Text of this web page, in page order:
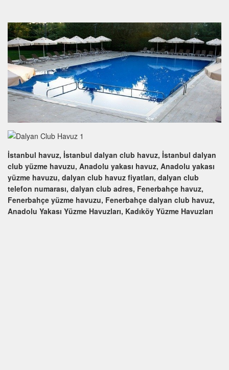
İstanbul havuz, İstanbul dalyan club havuz, İstanbul dalyan
club yüzme havuzu, Anadolu yakası havuz, Anadolu yakası
yüzme havuzu, dalyan club havuz fiyatları, dalyan club
telefon numarası, dalyan club adres, Fenerbahçe havuz,
Fenerbahçe yüzme havuzu, Fenerbahçe dalyan club havuz,
Anadolu Yakası Yüzme Havuzları, Kadıköy Yüzme Havuzları